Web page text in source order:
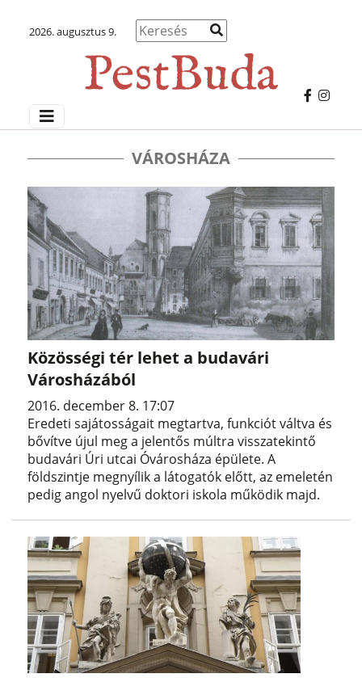
2026. augusztus 9.
VÁROSHÁZA
Közösségi tér lehet a budavári
Városházából
2016. december 8. 17:07
Eredeti sajátosságait megtartva, funkciót váltva és
bővítve újul meg a jelentős múltra visszatekintő
budavári Úri utcai Óvárosháza épülete. A
földszintje megnyílik a látogatók előtt, az emeletén
pedig angol nyelvű doktori iskola működik majd.